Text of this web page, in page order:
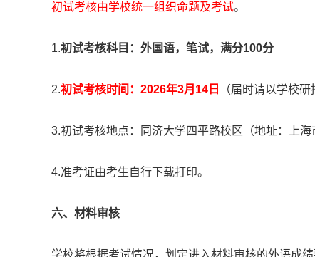
初试考核由学校统一组织命题及考试。
1.初试考核科目：外国语，笔试，满分100分
2.初试考核时间：2026年3月14日 （届时请以学校
3.初试考核地点：同济大学四平路校区（地址：上海
4.准考证由考生自行下载打印。
六、材料审核